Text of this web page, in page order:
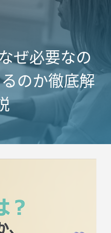
ぜ必要なの
のか徹底解